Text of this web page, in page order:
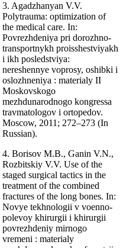
3. Agadzhanyan V.V.
Polytrauma: optimization of
the medical care. In:
Povrezhdeniya pri dorozhno-
transportnykh proisshestviyakh
i ikh posledstviya:
nereshennye voprosy, oshibki i
oslozhneniya : materialy II
Moskovskogo
mezhdunarodnogo kongressa
travmatologov i ortopedov.
Moscow, 2011; 272–273 (In
Russian).
4. Borisov M.B., Ganin V.N.,
Rozbitskiy V.V. Use of the
staged surgical tactics in the
treatment of the combined
fractures of the long bones. In:
Novye tekhnologii v voenno-
polevoy khirurgii i khirurgii
povrezhdeniy mirnogo
vremeni : materialy